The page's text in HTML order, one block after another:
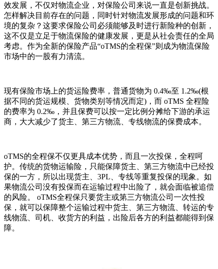
效发展，不仅对物流企业，对保险公司来说一直是创新挑战。
怎样解决目前存在的问题，同时针对物流发展形成的问题和环
境的复杂？这要求保险公司必须能够及时进行新险种的创新，
这不仅是立足于物流保险的健康发展，更是从社会责任的全局
考虑。作为全新的保险产品“oTMS的全程保”则成为物流保险
市场中的一股有力清流。
现有保险市场上的货运险费率，普通货物为 0.4‰至 1.2‰(根
据不同的货运规模、货物类别等情况而定)，而 oTMS 全程险
的费率为 0.2‰，并且保费可以按一定比例分摊给下游的承运
商，大大减少了货主、第三方物流、专线物流的保费成本。
oTMS的全程保不仅更具成本优势，而且一次投保，全程呵
护。传统的货物运输险，只能保障货主、第三方物流中已经投
保的一方，所以出现货主、3PL、专线等重复投保的现象。如
果物流公司没有投保而在运输过程中出险了，就会面临被追偿
的风险。 oTMS全程保只要货主或第三方物流公司一次性投
保，就可以保障整个运输过程中货主、第三方物流、转运的专
线物流、司机、收货方的利益，出险后各方的利益都能得到保
障。